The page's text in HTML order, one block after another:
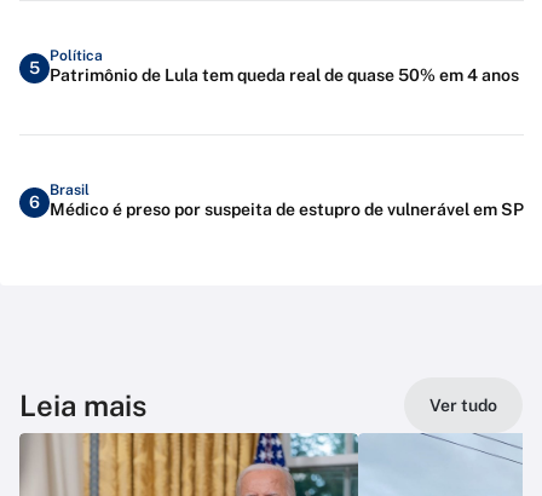
5
Política
Patrimônio de Lula tem queda real de quase 50% em 4 anos
6
Brasil
Médico é preso por suspeita de estupro de vulnerável em SP
Leia mais Ver tudo